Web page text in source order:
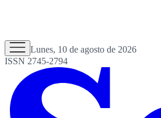
Lunes, 10 de agosto de 2026
ISSN 2745-2794